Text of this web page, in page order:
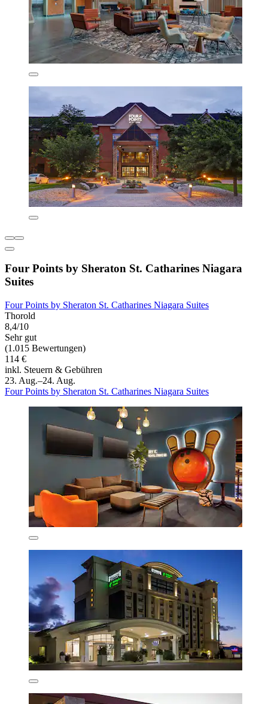
Four Points by Sheraton St. Catharines Niagara
Suites
Four Points by Sheraton St. Catharines Niagara Suites
Thorold
8,4/10
Sehr gut
(1.015 Bewertungen)
114 €
inkl. Steuern & Gebühren
23. Aug.–24. Aug.
Four Points by Sheraton St. Catharines Niagara Suites